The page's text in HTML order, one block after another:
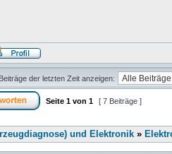
Beiträge der letzten Zeit anzeigen:
Seite 1 von 1 [ 7 Beiträge ]
und Elektronik »